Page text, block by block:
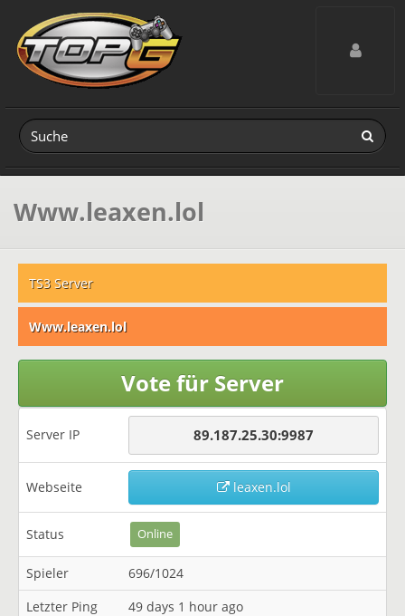
Toggle
Www.leaxen.lol
TS3 Server
Www.leaxen.lol
Vote für Server
Server IP 89.187.25.30:9987
Webseite leaxen.lol
Status Online
Spieler
696/1024
Letzter Ping
49 days 1 hour ago